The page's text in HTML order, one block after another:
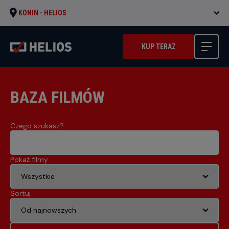
KONIN - HELIOS
KUP TERAZ
BAZA FILMÓW
Czego szukasz?
Pokaż filmy
Sortuj